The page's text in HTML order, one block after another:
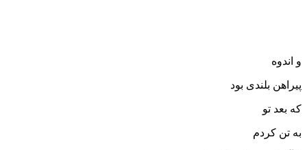
و اندوه
پیراهن بلندی بود
که بعد تو
به تن کردم